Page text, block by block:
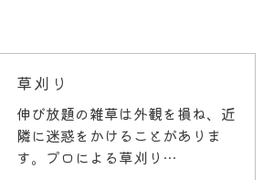
草刈り
伸び放題の雑草は外観を損ね、近
隣に迷惑をかけることがありま
す。プロによる草刈り…
お問い合わせはこちら